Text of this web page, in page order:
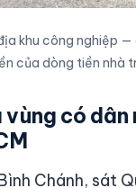
khu công nghiệp
của dòng tiền nhà
vùng có
Chánh, sát